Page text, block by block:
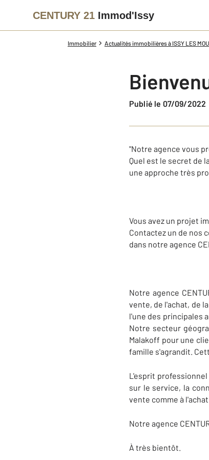
CENTURY 21 Immod'Issy
Immobilier Actualités immobilières à ISSY LES
Publié le 07/09/2022
"Notre agence vous
Quel est le secret de
une approche très
Vous avez un projet
Contactez un de nos
dans notre agence
Notre agence
vente, de l'achat, de
l'une des principales
Notre secteur
Malakoff pour une
famille s'agrandit.
L'esprit professionnel
sur le service, la
vente comme à
Notre agence
À très bientôt.